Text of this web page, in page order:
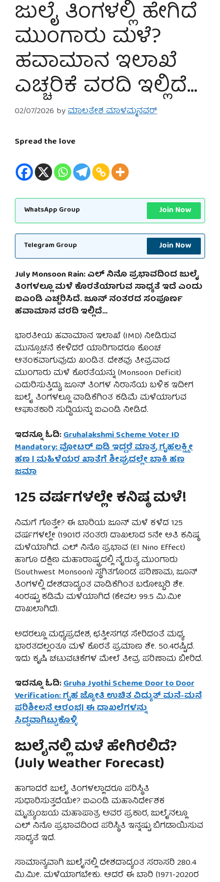
ಜುಲೈ ತಿಂಗಳಲ್ಲಿ ಹೇಗಿದೆ
ಮುಂಗಾರು ಮಳೆ?
ಹವಾಮಾನ ಇಲಾಖೆ
ಎಚ್ಚರಿಕೆ ವರದಿ ಇಲ್ಲಿದೆ…
02/07/2026 byಮಾಲತೇಶ ಮಾಳಮ್ಮನವರ್
Spread the love
WhatsApp Group Join Now
Telegram Group Join Now
July Monsoon Rain: ಎಲ್ ನಿನೊ ಪ್ರಭಾವದಿಂದ ಜುಲೈ
ತಿಂಗಳಲ್ಲೂ ಮಳೆ ಕೊರತೆಯಾಗುವ ಸಾಧ್ಯತೆ ಇದೆ ಎಂದು
ಐಎಂಡಿ ಎಚ್ಚರಿಸಿದೆ. ಜೂನ್ ನಂತರದ ಸಂಪೂರ್ಣ
ಹವಾಮಾನ ವರದಿ ಇಲ್ಲಿದೆ…
ಭಾರತೀಯ ಹವಾಮಾನ ಇಲಾಖೆ (IMD) ನೀಡಿರುವ
ಮುನ್ಸೂಚನೆ ಕೇಳಿದರೆ ಯಾರಿಗಾದರೂ ಕೊಂಚ
ಆತಂಕವಾಗುವುದು ಖಂಡಿತ. ದೇಶವು ತೀವ್ರವಾದ
ಮುಂಗಾರು ಮಳೆ ಕೊರತೆಯನ್ನು (Monsoon Deficit)
ಎದುರಿಸುತ್ತಿದ್ದು, ಜೂನ್ ತಿಂಗಳ ನಿರಾಸೆಯ ಬಳಿಕ ಇದೀಗ
ಜುಲೈ ತಿಂಗಳಲ್ಲೂ ವಾಡಿಕೆಗಿಂತ ಕಡಿಮೆ ಮಳೆಯಾಗುವ
ಆಘಾತಕಾರಿ ಸುದ್ದಿಯನ್ನು ಐಎಂಡಿ ನೀಡಿದೆ.
ಇದನ್ನೂ ಓದಿ:Gruhalakshmi Scheme Voter ID
Mandatory: ವೋಟರ್ ಐಡಿ ಇದ್ದರೆ ಮಾತ್ರ ಗೃಹಲಕ್ಷ್ಮೀ
ಹಣ | ಮಹಿಳೆಯರ ಖಾತೆಗೆ ಶೀಘ್ರದಲ್ಲೇ ಬಾಕಿ ಹಣ
ಜಮಾ
125 ವರ್ಷಗಳಲ್ಲೇ ಕನಿಷ್ಠ ಮಳೆ!
ನಿಮಗೆ ಗೊತ್ತೇ? ಈ ಬಾರಿಯ ಜೂನ್ ಮಳೆ ಕಳೆದ 125
ವರ್ಷಗಳಲ್ಲೇ (1901ರ ನಂತರ) ದಾಖಲಾದ 5ನೇ ಅತಿ ಕನಿಷ್ಠ
ಮಳೆಯಾಗಿದೆ. ಎಲ್ ನಿನೊ ಪ್ರಭಾವ (El Nino Effect)
ಹಾಗೂ ದಕ್ಷಿಣ ಮಹಾರಾಷ್ಟ್ರದಲ್ಲಿ ನೈರುತ್ಯ ಮುಂಗಾರು
(Southwest Monsoon) ಸ್ಥಗಿತಗೊಂಡ ಪರಿಣಾಮ, ಜೂನ್
ತಿಂಗಳಲ್ಲಿ ದೇಶದಾದ್ಯಂತ ವಾಡಿಕೆಗಿಂತ ಬರೋಬ್ಬರಿ ಶೇ.
40ರಷ್ಟು ಕಡಿಮೆ ಮಳೆಯಾಗಿದೆ (ಕೇವಲ 99.5 ಮಿ.ಮೀ
ದಾಖಲಾಗಿದೆ).
ಅದರಲ್ಲೂ ಮಧ್ಯಪ್ರದೇಶ, ಛತ್ತೀಸಗಢ ಸೇರಿದಂತೆ ಮಧ್ಯ
ಭಾರತದಲ್ಲಂತೂ ಮಳೆ ಕೊರತೆ ಪ್ರಮಾಣ ಶೇ. 50.4ರಷ್ಟಿದೆ.
ಇದು ಕೃಷಿ ಚಟುವಟಿಕೆಗಳ ಮೇಲೆ ತೀವ್ರ ಪರಿಣಾಮ ಬೀರಿದೆ.
ಇದನ್ನೂ ಓದಿ:Gruha Jyothi Scheme Door to Door
Verification: ಗೃಹ ಜ್ಯೋತಿ ಉಚಿತ ವಿದ್ಯುತ್ ಮನೆ-ಮನೆ
ಪರಿಶೀಲನೆ ಆರಂಭ| ಈ ದಾಖಲೆಗಳನ್ನು
ಸಿದ್ಧವಾಗಿಟ್ಟುಕೊಳ್ಳಿ
ಜುಲೈನಲ್ಲಿ ಮಳೆ ಹೇಗಿರಲಿದೆ?
(July Weather Forecast)
ಹಾಗಾದರೆ ಜುಲೈ ತಿಂಗಳಲ್ಲಾದರೂ ಪರಿಸ್ಥಿತಿ
ಸುಧಾರಿಸುತ್ತದೆಯೇ? ಐಎಂಡಿ ಮಹಾನಿರ್ದೇಶಕ
ಮೃತ್ಯುಂಜಯ ಮಹಾಪಾತ್ರ ಅವರ ಪ್ರಕಾರ, ಜುಲೈನಲ್ಲೂ
ಎಲ್ ನಿನೊ ಪ್ರಭಾವದಿಂದ ಪರಿಸ್ಥಿತಿ ಇನ್ನಷ್ಟು ಬಿಗಡಾಯಿಸುವ
ಸಾಧ್ಯತೆ ಇದೆ.
ಸಾಮಾನ್ಯವಾಗಿ ಜುಲೈನಲ್ಲಿ ದೇಶದಾದ್ಯಂತ ಸರಾಸರಿ 280.4
ಮಿ.ಮೀ. ಮಳೆಯಾಗಬೇಕು. ಆದರೆ ಈ ಬಾರಿ (1971-2020ರ